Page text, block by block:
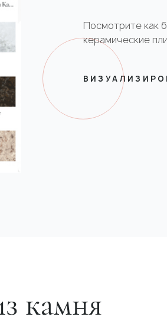
Посмотрите как
керамические
камня